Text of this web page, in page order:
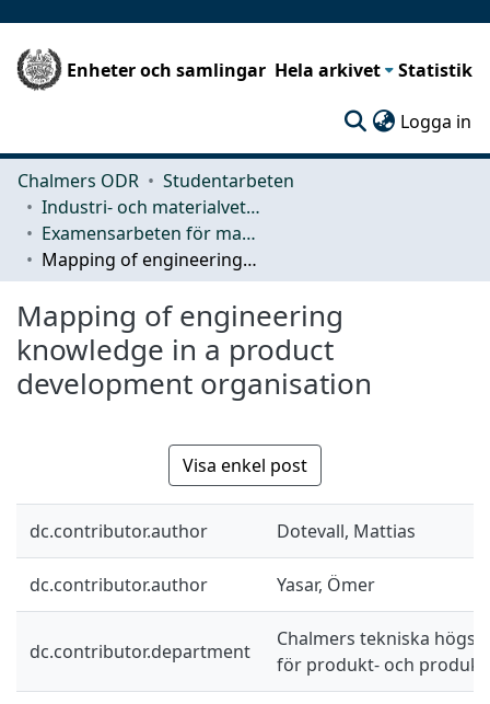
Enheter och samlingar Hela arkivet Statistik
Logga in
Chalmers ODR
Studentarbeten
Industri- och materialvetenskap (IMS)
Examensarbeten för masterexamen
Mapping of engineering knowledge in a product development organisation
Mapping of engineering
knowledge in a product
development organisation
Visa enkel post
dc.contributor.author Dotevall, Mattias
dc.contributor.author Yasar, Ömer
dc.contributor.department
Chalmers tekniska
för produkt- och